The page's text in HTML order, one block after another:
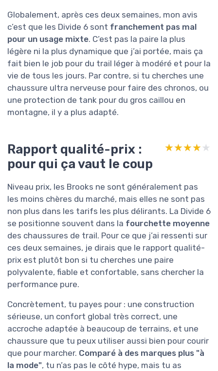
Globalement, après ces deux semaines, mon avis
c’est que les Divide 6 sont franchement pas mal
pour un usage mixte. C’est pas la paire la plus
légère ni la plus dynamique que j’ai portée, mais ça
fait bien le job pour du trail léger à modéré et pour la
vie de tous les jours. Par contre, si tu cherches une
chaussure ultra nerveuse pour faire des chronos, ou
une protection de tank pour du gros caillou en
montagne, il y a plus adapté.
Rapport qualité-prix :
pour qui ça vaut le coup
★★★★★
★★★★★
Niveau prix, les Brooks ne sont généralement pas
les moins chères du marché, mais elles ne sont pas
non plus dans les tarifs les plus délirants. La Divide 6
se positionne souvent dans la fourchette moyenne
des chaussures de trail. Pour ce que j’ai ressenti sur
ces deux semaines, je dirais que le rapport qualité-
prix est plutôt bon si tu cherches une paire
polyvalente, fiable et confortable, sans chercher la
performance pure.
Concrètement, tu payes pour : une construction
sérieuse, un confort global très correct, une
accroche adaptée à beaucoup de terrains, et une
chaussure que tu peux utiliser aussi bien pour courir
que pour marcher. Comparé à des marques plus "à
la mode", tu n’as pas le côté hype, mais tu as